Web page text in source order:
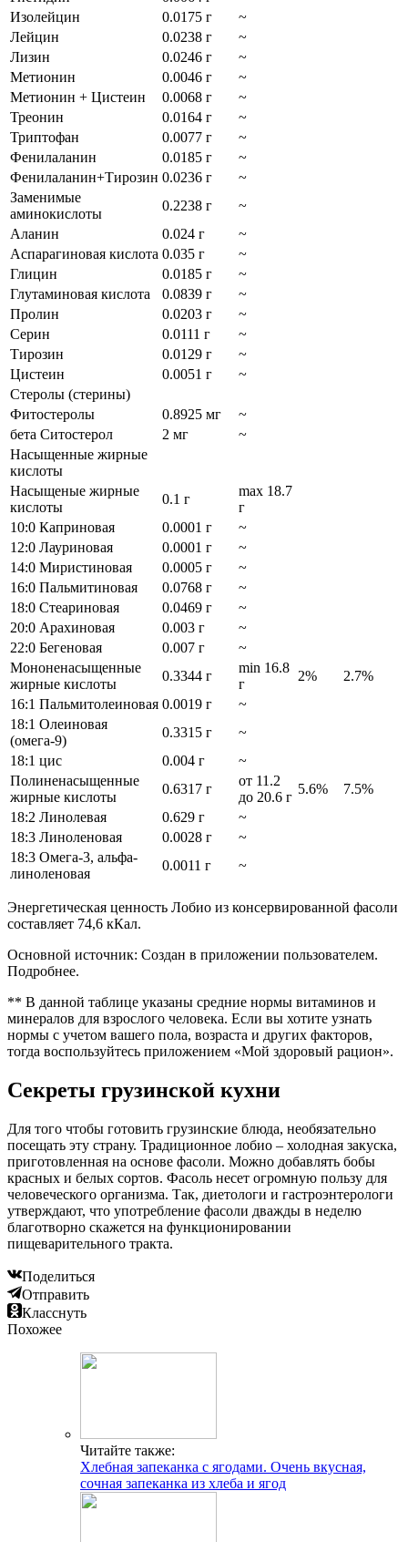
Изолейцин
0.0175 г
~
Лейцин
0.0238 г
~
Лизин
0.0246 г
~
Метионин
0.0046 г
~
Метионин + Цистеин
0.0068 г
~
Треонин
0.0164 г
~
Триптофан
0.0077 г
~
Фенилаланин
0.0185 г
~
Фенилаланин+Тирозин 0.0236 г
~
Заменимые
аминокислоты
0.2238 г
~
Аланин
0.024 г
~
Аспарагиновая кислота 0.035 г
~
Глицин
0.0185 г
~
Глутаминовая кислота
0.0839 г
~
Пролин
0.0203 г
~
Серин
0.0111 г
~
Тирозин
0.0129 г
~
Цистеин
0.0051 г
~
Стеролы (стерины)
Фитостеролы
0.8925 мг
~
бета Ситостерол
2 мг
~
Насыщенные жирные
кислоты
Насыщеные жирные
кислоты
0.1 г
max 18.7
г
10:0 Каприновая
0.0001 г
~
12:0 Лауриновая
0.0001 г
~
14:0 Миристиновая
0.0005 г
~
16:0 Пальмитиновая
0.0768 г
~
18:0 Стеариновая
0.0469 г
~
20:0 Арахиновая
0.003 г
~
22:0 Бегеновая
0.007 г
~
Мононенасыщенные
жирные кислоты
0.3344 г
min 16.8
г
2%
2.7%
16:1 Пальмитолеиновая 0.0019 г
~
18:1 Олеиновая
(омега-9)
0.3315 г
~
18:1 цис
0.004 г
~
Полиненасыщенные
жирные кислоты
0.6317 г
от 11.2
до 20.6 г
5.6%
7.5%
18:2 Линолевая
0.629 г
~
18:3 Линоленовая
0.0028 г
~
18:3 Омега-3, альфа-
линоленовая
0.0011 г ~
Энергетическая ценность Лобио из консервированной фасоли
составляет 74,6 кКал.
Основной источник: Создан в приложении пользователем.
Подробнее.
** В данной таблице указаны средние нормы витаминов и
минералов для взрослого человека. Если вы хотите узнать
нормы с учетом вашего пола, возраста и других факторов,
тогда воспользуйтесь приложением «Мой здоровый рацион».
Секреты грузинской кухни
Для того чтобы готовить грузинские блюда, необязательно
посещать эту страну. Традиционное лобио – холодная закуска,
приготовленная на основе фасоли. Можно добавлять бобы
красных и белых сортов. Фасоль несет огромную пользу для
человеческого организма. Так, диетологи и гастроэнтерологи
утверждают, что употребление фасоли дважды в неделю
благотворно скажется на функционировании
пищеварительного тракта.
Поделиться
Отправить
Класснуть
Похожее
Читайте также:
Хлебная запеканка с ягодами. Очень вкусная,
сочная запеканка из хлеба и ягод